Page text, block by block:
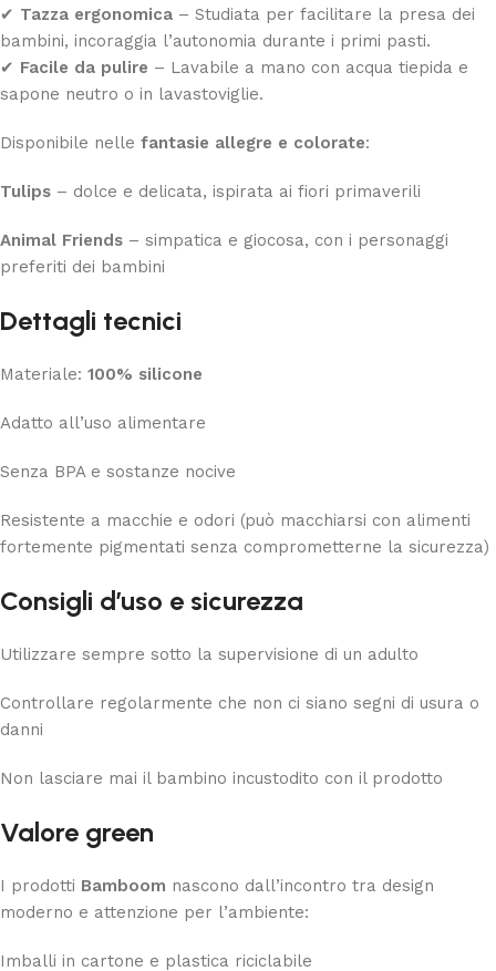
✔ Tazza ergonomica – Studiata per facilitare la presa dei
bambini, incoraggia l’autonomia durante i primi pasti.
✔ Facile da pulire – Lavabile a mano con acqua tiepida e
sapone neutro o in lavastoviglie.
Disponibile nelle fantasie allegre e colorate:
Tulips – dolce e delicata, ispirata ai fiori primaverili
Animal Friends – simpatica e giocosa, con i personaggi
preferiti dei bambini
Dettagli tecnici
Materiale: 100% silicone
Adatto all’uso alimentare
Senza BPA e sostanze nocive
Resistente a macchie e odori (può macchiarsi con alimenti
fortemente pigmentati senza comprometterne la sicurezza)
Consigli d’uso e sicurezza
Utilizzare sempre sotto la supervisione di un adulto
Controllare regolarmente che non ci siano segni di usura o
danni
Non lasciare mai il bambino incustodito con il prodotto
Valore green
I prodotti Bamboom nascono dall’incontro tra design
moderno e attenzione per l’ambiente:
Imballi in cartone e plastica riciclabile